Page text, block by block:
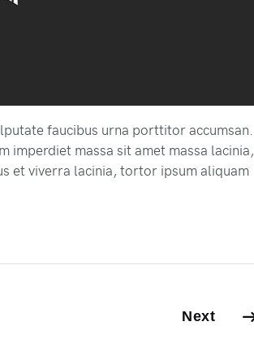
faucibus urna porttitor accumsan.
imperdiet massa sit amet massa lacinia,
et viverra lacinia, tortor ipsum aliquam
Next